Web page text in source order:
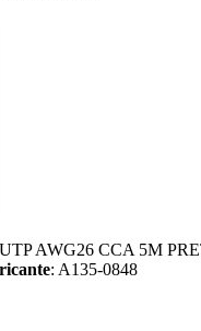
AWG26 CCA 5M
: A135-0848